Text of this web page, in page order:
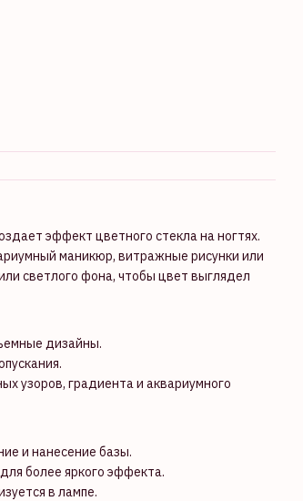
эффект цветного стекла на ногтях.
маникюр, витражные рисунки или
светлого фона, чтобы цвет выглядел
дизайны.
узоров, градиента и аквариумного
и нанесение базы.
более яркого эффекта.
в лампе.